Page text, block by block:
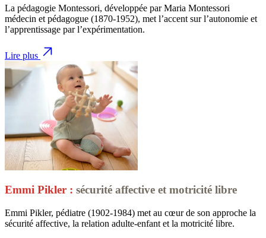
La pédagogie Montessori, développée par Maria Montessori
médecin et pédagogue (1870-1952), met l’accent sur l’autonomie et
l’apprentissage par l’expérimentation.
Lire plus
Emmi Pikler : sécurité affective et motricité libre
Emmi Pikler, pédiatre (1902-1984) met au cœur de son approche la
sécurité affective, la relation adulte-enfant et la motricité libre.